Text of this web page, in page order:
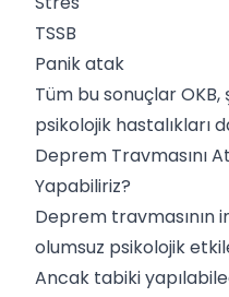
TSSB
Panik atak
Tüm bu sonuçlarOKB,
psikolojik hastalıkları
Deprem Travmasını
Yapabiliriz?
Deprem travmasının
olumsuz psikolojik
Ancak tabiki